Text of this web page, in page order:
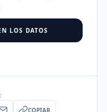
LOS DATOS
COPIAR